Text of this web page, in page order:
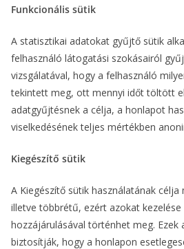
Funkcionális sütik
A statisztikai adatokat gyűjtő sütik
felhasználó látogatási szokásairól
vizsgálatával, hogy a felhasználó
tekintett meg, ott mennyi időt töltött
adatgyűjtésnek a célja, a honlapot
viselkedésének teljes mértékben
Kiegészítő sütik
A Kiegészítő sütik használatának
illetve többrétű, ezért azokat kezelése
hozzájárulásával történhet meg. Ezek
biztosítják, hogy a honlapon